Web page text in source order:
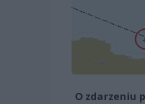
O zdarzeniu